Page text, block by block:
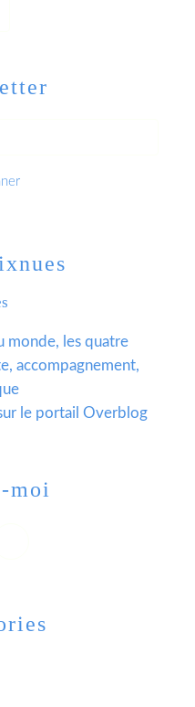
monde, les quatre
accompagnement,
le portail Overblog
moi